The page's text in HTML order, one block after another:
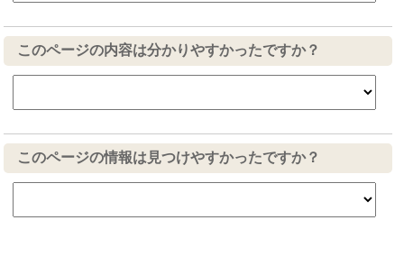
このページの内容は分かりやすかったですか？
このページの情報は見つけやすかったですか？